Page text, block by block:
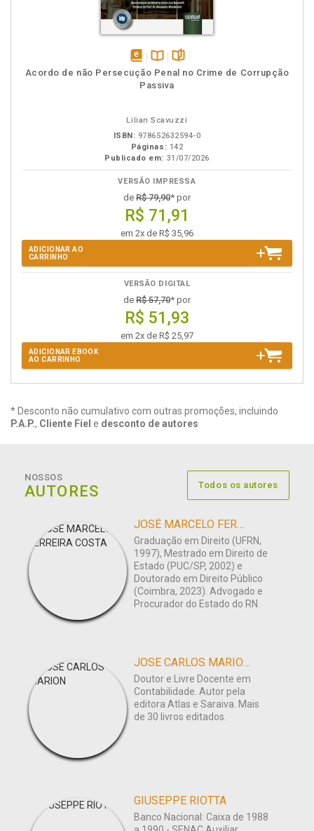
disponível
em
Disponível
na
páginas
Acordo de não Persecução Penal no Crime de Corrupção
Passiva
Lilian Scavuzzi
ISBN: 978652632594-0
Páginas: 142
Publicado em: 31/07/2026
VERSÃO IMPRESSA
de R$ 79,90* por
R$ 71,91
em 2x de R$ 35,96
ADICIONAR AO
CARRINHO
VERSÃO DIGITAL
de R$ 57,70* por
R$ 51,93
em 2x de R$ 25,97
ADICIONAR EBOOK
AO CARRINHO
* Desconto não cumulativo com outras promoções, incluindo
P.A.P., Cliente Fiel e desconto de autores
NOSSOS
AUTORES Todos os autores
JOSÉ MARCELO FERREIRA COSTA
Graduação em Direito (UFRN,
1997), Mestrado em Direito de
Estado (PUC/SP, 2002) e
Doutorado em Direito Público
(Coimbra, 2023). Advogado e
Procurador do Estado do RN.
JOSE CARLOS MARION
Doutor e Livre Docente em
Contabilidade. Autor pela
editora Atlas e Saraiva. Mais
de 30 livros editados.
GIUSEPPE RIOTTA
Banco Nacional: Caixa de 1988